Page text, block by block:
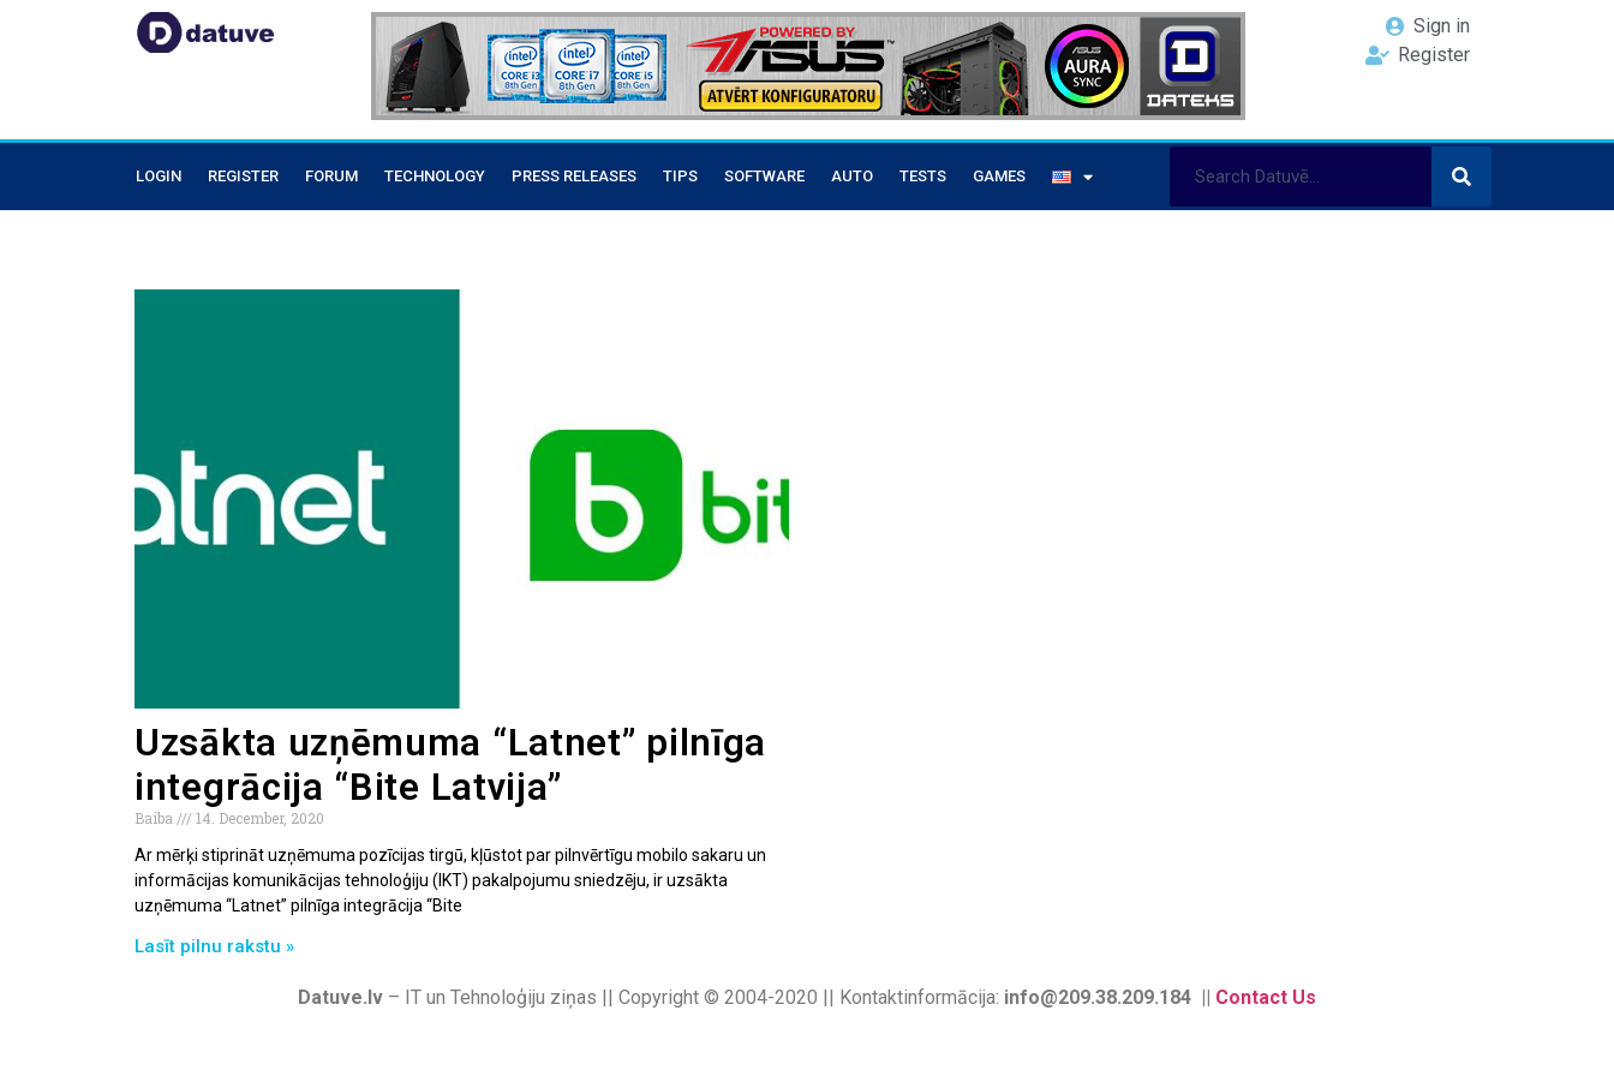
Sign in
Register
LOGIN REGISTER FORUM TECHNOLOGY PRESS RELEASES TIPS SOFTWARE AUTO TESTS GAMES
Uzsākta uzņēmuma “Latnet” pilnīga
integrācija “Bite Latvija”
Baiba
14. December, 2020
Ar mērķi stiprināt uzņēmuma pozīcijas tirgū, kļūstot par pilnvērtīgu mobilo sakaru un
informācijas komunikācijas tehnoloģiju (IKT) pakalpojumu sniedzēju, ir uzsākta
uzņēmuma “Latnet” pilnīga integrācija “Bite
Lasīt pilnu rakstu »
Datuve.lv – IT un Tehnoloģiju ziņas || Copyright © 2004-2020 || Kontaktinformācija: info@209.38.209.184 || Contact Us